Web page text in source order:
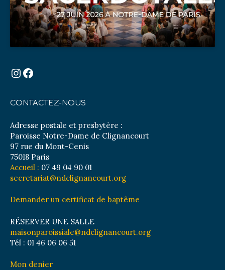
Instagram
Facebook
CONTACTEZ-NOUS
Adresse postale et presbytère :
Paroisse Notre-Dame de Clignancourt
97 rue du Mont-Cenis
75018 Paris
Accueil : 07 49 04 90 01
secretariat@ndclignancourt.org
Demander un certificat de baptême
RÉSERVER UNE SALLE
maisonparoissiale@ndclignancourt.org
Tél : 01 46 06 06 51
Mon denier